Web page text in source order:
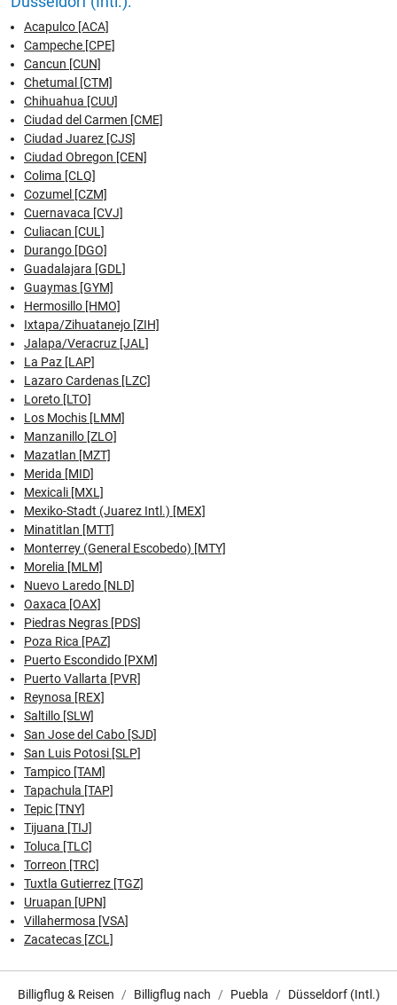
Acapulco [ACA]
Campeche [CPE]
Cancun [CUN]
Chetumal [CTM]
Chihuahua [CUU]
Ciudad del Carmen [CME]
Ciudad Juarez [CJS]
Ciudad Obregon [CEN]
Colima [CLQ]
Cozumel [CZM]
Cuernavaca [CVJ]
Culiacan [CUL]
Durango [DGO]
Guadalajara [GDL]
Guaymas [GYM]
Hermosillo [HMO]
Ixtapa/Zihuatanejo [ZIH]
Jalapa/Veracruz [JAL]
La Paz [LAP]
Lazaro Cardenas [LZC]
Loreto [LTO]
Los Mochis [LMM]
Manzanillo [ZLO]
Mazatlan [MZT]
Merida [MID]
Mexicali [MXL]
Mexiko-Stadt (Juarez Intl.) [MEX]
Minatitlan [MTT]
Monterrey (General Escobedo) [MTY]
Morelia [MLM]
Nuevo Laredo [NLD]
Oaxaca [OAX]
Piedras Negras [PDS]
Poza Rica [PAZ]
Puerto Escondido [PXM]
Puerto Vallarta [PVR]
Reynosa [REX]
Saltillo [SLW]
San Jose del Cabo [SJD]
San Luis Potosi [SLP]
Tampico [TAM]
Tapachula [TAP]
Tepic [TNY]
Tijuana [TIJ]
Toluca [TLC]
Torreon [TRC]
Tuxtla Gutierrez [TGZ]
Uruapan [UPN]
Villahermosa [VSA]
Zacatecas [ZCL]
Billigflug & Reisen Billigflug nach Puebla Düsseldorf (Intl.)